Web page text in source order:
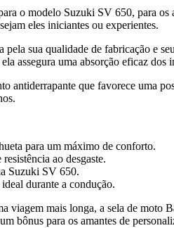
o modelo Suzuki SV 650, para
eles iniciantes ou experientes.
pela sua qualidade de fabricação
assegura uma absorção eficaz
antiderrapante que favorece uma
para um máximo de conforto.
ao desgaste.
Suzuki SV 650.
durante a condução.
viagem mais longa, a sela de
bônus para os amantes de